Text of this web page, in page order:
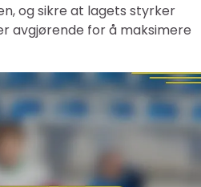
og sikre at lagets styrker
avgjørende for å maksimere